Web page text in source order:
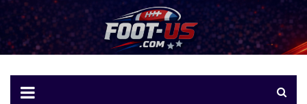
to
content
Foot-US
Le football américain en français